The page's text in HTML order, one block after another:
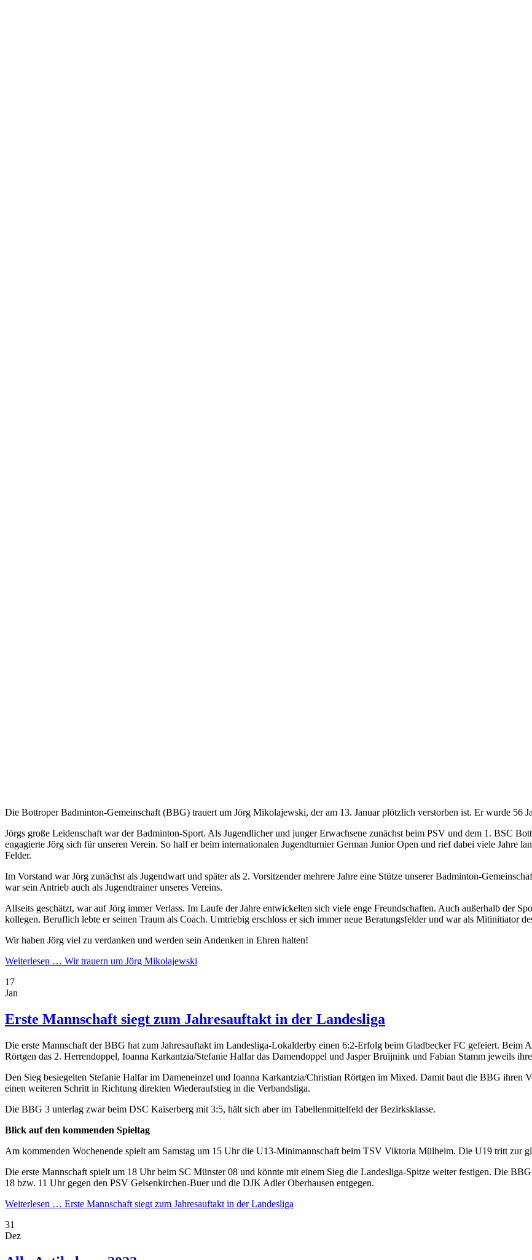
Die Bottroper Badminton-Gemeinschaft (BBG) trauert um Jörg Mikolajewski, der am 13. Januar plötzlich verstorben ist. Er wurde 56
Jörgs große Leidenschaft war der Badminton-Sport. Als Jugendlicher und junger Erwachsene zunächst beim PSV und dem 1. BSC
engagierte Jörg sich für unseren Verein. So half er beim internationalen Jugendturnier German Junior Open und rief dabei viele Jahre
Felder.
Im Vorstand war Jörg zunächst als Jugendwart und später als 2. Vorsitzender mehrere Jahre eine Stütze unserer Badminton-
war sein Antrieb auch als Jugendtrainer unseres Vereins.
Allseits geschätzt, war auf Jörg immer Verlass. Im Laufe der Jahre entwickelten sich viele enge Freundschaften. Auch außerhalb der
kollegen. Beruflich lebte er seinen Traum als Coach. Umtriebig erschloss er sich immer neue Beratungsfelder und war als Mitinitiator
Wir haben Jörg viel zu verdanken und werden sein Andenken in Ehren halten!
Weiterlesen … Wir trauern um Jörg Mikolajewski
17
Jan
Erste Mannschaft siegt zum Jahresauftakt in der Landesliga
Die erste Mannschaft der BBG hat zum Jahresauftakt im Landesliga-Lokalderby einen 6:2-Erfolg beim Gladbecker FC gefeiert. Beim
Rörtgen das 2. Herrendoppel, Ioanna Karkantzia/Stefanie Halfar das Damendoppel und Jasper Bruijnink und Fabian Stamm jeweils
Den Sieg besiegelten Stefanie Halfar im Dameneinzel und Ioanna Karkantzia/Christian Rörtgen im Mixed. Damit baut die BBG ihren
einen weiteren Schritt in Richtung direkten Wiederaufstieg in die Verbandsliga.
Die BBG 3 unterlag zwar beim DSC Kaiserberg mit 3:5, hält sich aber im Tabellenmittelfeld der Bezirksklasse.
Blick auf den kommenden Spieltag
Am kommenden Wochenende spielt am Samstag um 15 Uhr die U13-Minimannschaft beim TSV Viktoria Mülheim. Die U19 tritt zur
Die erste Mannschaft spielt um 18 Uhr beim SC Münster 08 und könnte mit einem Sieg die Landesliga-Spitze weiter festigen. Die
18 bzw. 11 Uhr gegen den PSV Gelsenkirchen-Buer und die DJK Adler Oberhausen entgegen.
Weiterlesen … Erste Mannschaft siegt zum Jahresauftakt in der Landesliga
31
Dez